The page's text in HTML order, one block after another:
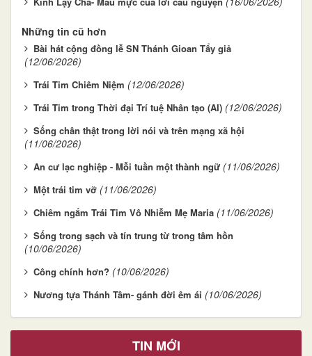
Những tin cũ hơn
Bài hát cộng đồng lễ SN Thánh Gioan Tẩy giả
(12/06/2026)
Trái Tim Chiêm Niệm (12/06/2026)
Trái Tim trong Thời đại Trí tuệ Nhân tạo (AI) (12/06/2026)
Sống chân thật trong lời nói và trên mạng xã hội
(11/06/2026)
An cư lạc nghiệp - Mỗi tuần một thành ngữ (11/06/2026)
Một trái tim vỡ (11/06/2026)
Chiêm ngắm Trái Tim Vô Nhiễm Mẹ Maria (11/06/2026)
Sống trong sạch và tín trung từ trong tâm hồn
(10/06/2026)
Công chính hơn? (10/06/2026)
Nương tựa Thánh Tâm- gánh đời êm ái (10/06/2026)
TIN MỚI